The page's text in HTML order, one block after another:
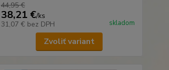
44,95 €
38,21 €/ks
31,07 € bez DPH skladom
Zvoliť variant